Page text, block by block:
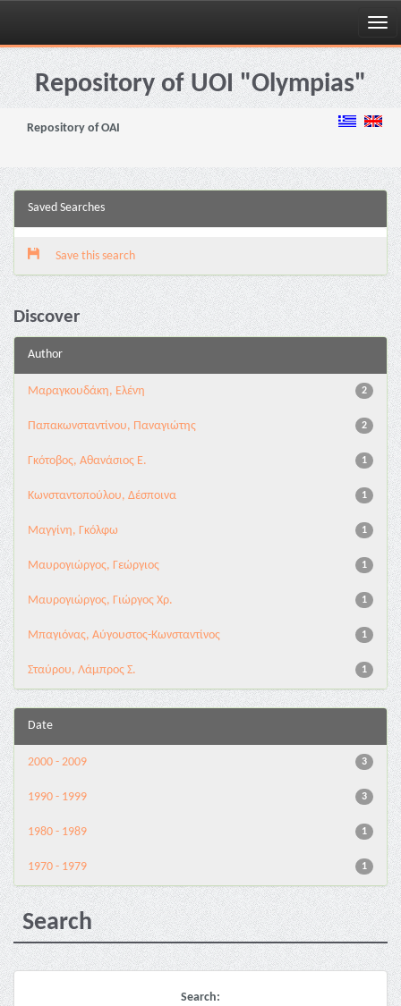
Skip
navigationRepository of UOI "Olympias"
Repository of OAI
Saved Searches
Save this search
Discover
Author
2
Μαραγκουδάκη, Ελένη
2
Παπακωνσταντίνου, Παναγιώτης
1
Γκότοβος, Αθανάσιος Ε.
1
Κωνσταντοπούλου, Δέσποινα
1
Μαγγίνη, Γκόλφω
1
Μαυρογιώργος, Γεώργιος
1
Μαυρογιώργος, Γιώργος Χρ.
1
Μπαγιόνας, Αύγουστος-Κωνσταντίνος
1
Σταύρου, Λάμπρος Σ.
Date
3
2000 - 2009
3
1990 - 1999
1
1980 - 1989
1
1970 - 1979
Search
Search: